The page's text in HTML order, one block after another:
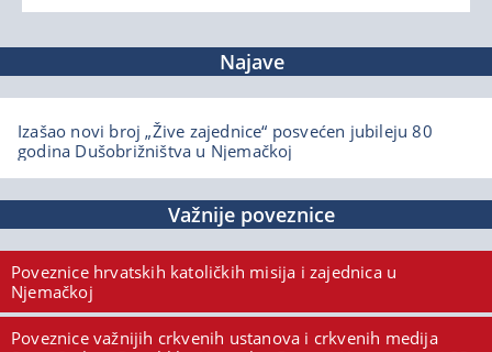
Najave
Izašao novi broj „Žive zajednice“ posvećen jubileju 80
godina Dušobrižništva u Njemačkoj
Važnije poveznice
Poveznice hrvatskih katoličkih misija i zajednica u
Njemačkoj
Poveznice važnijih crkvenih ustanova i crkvenih medija